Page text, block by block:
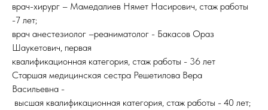
врач-хирург – Мамедалиев Нямет Насирович, стаж работы
-7 лет;
врач анестезиолог –реаниматолог - Бакасов Ораз
Шаукетович, первая
квалификационная категория, стаж работы - 36 лет
Старшая медицинская сестра Решетилова Вера
Васильевна -
высшая квалификационная категория, стаж работы - 40 лет;